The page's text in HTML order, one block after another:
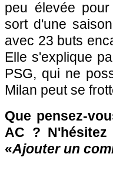
peu élevée
sort d'une
avec 23 buts
Elle s'explique
PSG, qui ne
Milan peut se
Que pensez-
AC ?
«Ajouter un